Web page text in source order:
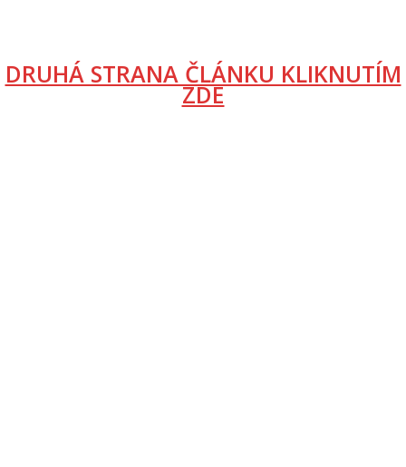
DRUHÁ STRANA ČLÁNKU KLIKNUTÍM
ZDE